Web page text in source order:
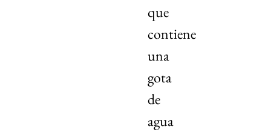
que
contiene
una
gota
de
agua